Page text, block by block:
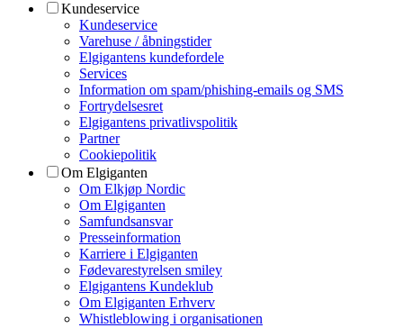
Kundeservice
Kundeservice
Varehuse / åbningstider
Elgigantens kundefordele
Services
Information om spam/phishing-emails og SMS
Fortrydelsesret
Elgigantens privatlivspolitik
Partner
Cookiepolitik
Om Elgiganten
Om Elkjøp Nordic
Om Elgiganten
Samfundsansvar
Presseinformation
Karriere i Elgiganten
Fødevarestyrelsen smiley
Elgigantens Kundeklub
Om Elgiganten Erhverv
Whistleblowing i organisationen